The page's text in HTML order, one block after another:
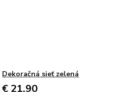
Dekoračná sieť zelená
€ 21,90